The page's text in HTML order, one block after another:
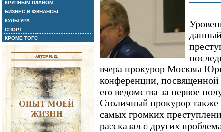
КРУПНЫМ ПЛАНОМ
БИЗНЕС И ФИНАНСЫ
КУЛЬТУРА
СПОРТ
КРОМЕ ТОГО
вчера прокурор Москвы
конференции, посвященной
его ведомства за первое
Столичный прокурор также
самых громких
рассказал о других